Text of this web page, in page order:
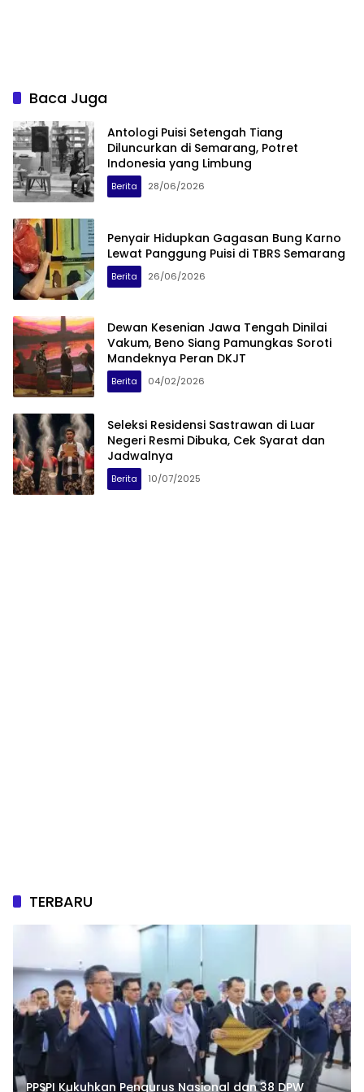
Baca Juga
Antologi Puisi Setengah Tiang
Diluncurkan di Semarang, Potret
Indonesia yang Limbung
Berita 28/06/2026
Penyair Hidupkan Gagasan Bung Karno
Lewat Panggung Puisi di TBRS Semarang
Berita 26/06/2026
Dewan Kesenian Jawa Tengah Dinilai
Vakum, Beno Siang Pamungkas Soroti
Mandeknya Peran DKJT
Berita 04/02/2026
Seleksi Residensi Sastrawan di Luar
Negeri Resmi Dibuka, Cek Syarat dan
Jadwalnya
Berita 10/07/2025
TERBARU
PPSPI Kukuhkan Pengurus Nasional dan 38 DPW